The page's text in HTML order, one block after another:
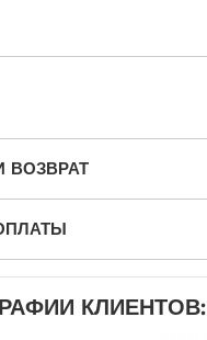
ВОЗВРАТ
КЛИЕНТОВ: